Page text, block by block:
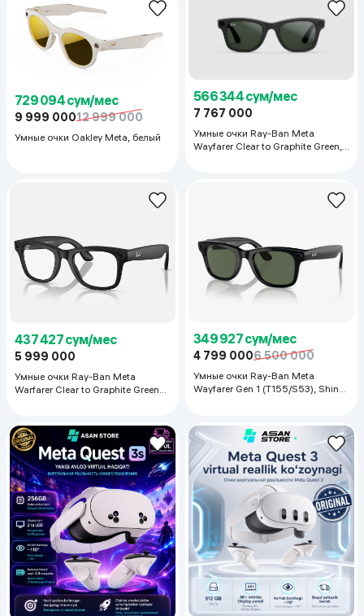
729 094 сум/мес
9 999 00012 999 000
Умные очки Oakley Meta, белый
566 344 сум/мес
7 767 000
Умные очки Ray-Ban Meta
Wayfarer Clear to Graphite Green,
437 427 сум/мес
5 999 000
Умные очки Ray-Ban Meta
Warfarer Clear to Graphite Green
349 927 сум/мес
4 799 0006 500 000
Умные очки Ray-Ban Meta
Wayfarer Gen 1 (T155/S53), Shiny